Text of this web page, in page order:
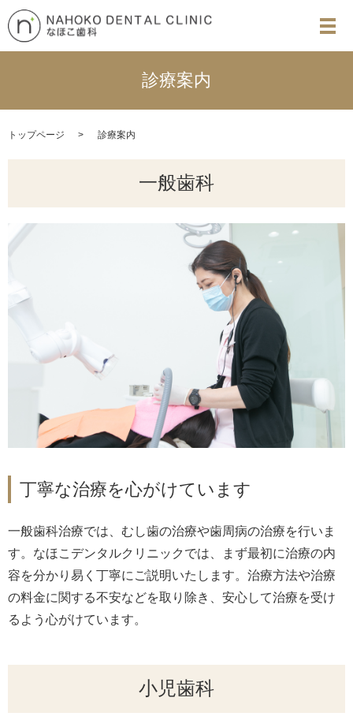
診療案内
トップページ 診療案内
一般歯科
丁寧な治療を心がけています
一般歯科治療では、むし歯の治療や歯周病の治療を行いま
す。なほこデンタルクリニックでは、まず最初に治療の内
容を分かり易く丁寧にご説明いたします。治療方法や治療
の料金に関する不安などを取り除き、安心して治療を受け
るよう心がけています。
小児歯科